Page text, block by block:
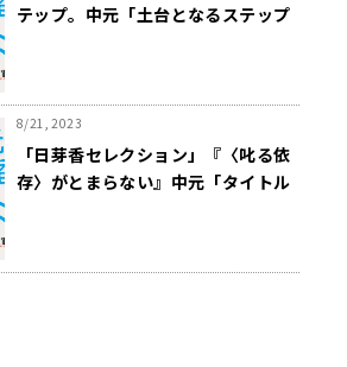
テップ。中元「土台となるステップ
8/21, 2023
「日芽香セレクション」『〈叱る依
存〉がとまらない』中元「タイトル